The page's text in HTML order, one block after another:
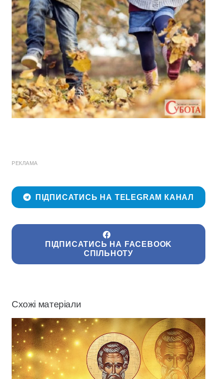
РЕКЛАМА
ПІДПИСАТИСЬ НА TELEGRAM КАНАЛ
ПІДПИСАТИСЬ НА FACEBOOK
СПІЛЬНОТУ
Схожі матеріали